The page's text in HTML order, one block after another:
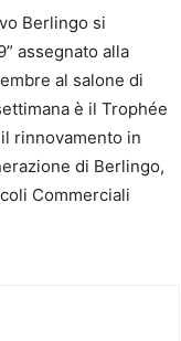
Berlingo si
assegnato alla
al salone di
è il Trophée
rinnovamento in
di Berlingo,
Commerciali